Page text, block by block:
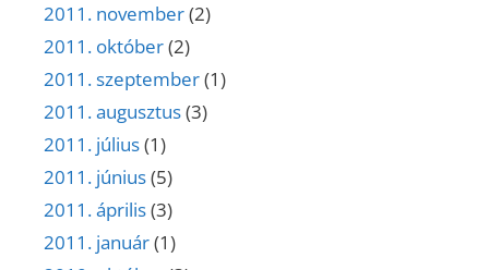
2011. november(2)
2011. október(2)
2011. szeptember(1)
2011. augusztus(3)
2011. július(1)
2011. június(5)
2011. április(3)
2011. január(1)